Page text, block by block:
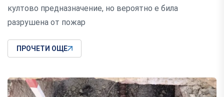
култово предназначение, но вероятно е била
разрушена от пожар
ПРОЧЕТИ ОЩЕ